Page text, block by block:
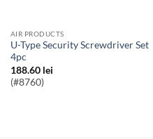
AIR PRODUCTS
U-Type Security Screwdriver Set
4pc
188.60 lei
(#8760)